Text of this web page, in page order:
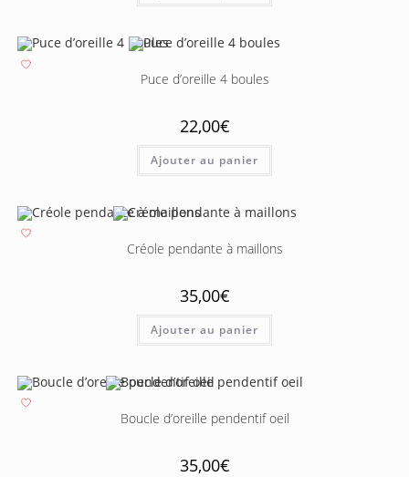
Puce d’oreille 4 boules
22,00€
Ajouter au panier
Créole pendante à maillons
35,00€
Ajouter au panier
Boucle d’oreille pendentif oeil
35,00€